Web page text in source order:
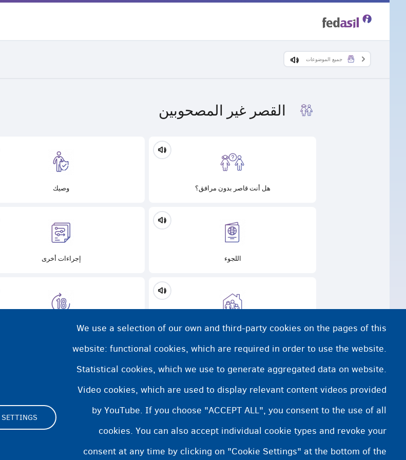
جميع الموضوعات
القصر غير المصحوبين
هل أنت قاصر بدون مرافق؟ وصيك
اللجوء إجراءات أخرى
العيش مع أسرة حاضنة قاربت على بلوغ سن الـ 18 عاماً، ماذا الآن؟
We use a selection of our own and third-party cookies on the pages of this
website: functional cookies, which are required in order to use the website.
Statistical cookies, which we use to generate aggregated data on website.
Video cookies, which are used to display relevant content videos provided
by YouTube. If you choose "ACCEPT ALL", you consent to the use of all
cookies. You can also accept individual cookie types and revoke your
consent at any time by clicking on "Cookie Settings" at the bottom of the
Footer
Cookie Settings